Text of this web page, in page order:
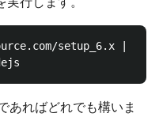
setup_6.x |
あればどれでも構いま